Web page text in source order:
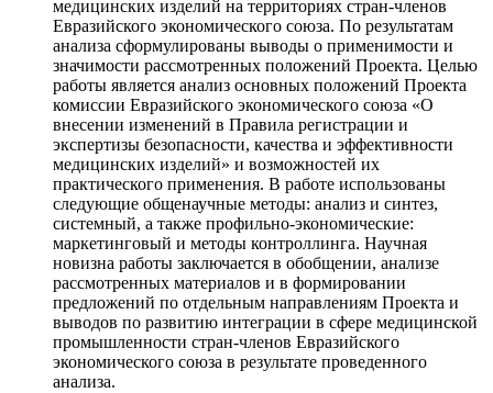
медицинских изделий на территориях стран-членов
Евразийского экономического союза. По результатам
анализа сформулированы выводы о применимости и
значимости рассмотренных положений Проекта. Целью
работы является анализ основных положений Проекта
комиссии Евразийского экономического союза «О
внесении изменений в Правила регистрации и
экспертизы безопасности, качества и эффективности
медицинских изделий» и возможностей их
практического применения. В работе использованы
следующие общенаучные методы: анализ и синтез,
системный, а также профильно-экономические:
маркетинговый и методы контроллинга. Научная
новизна работы заключается в обобщении, анализе
рассмотренных материалов и в формировании
предложений по отдельным направлениям Проекта и
выводов по развитию интеграции в сфере медицинской
промышленности стран-членов Евразийского
экономического союза в результате проведенного
анализа.